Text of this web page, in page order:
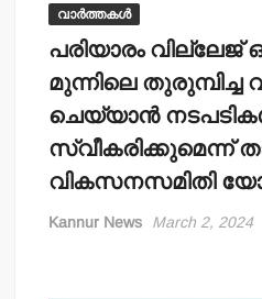
വാർത്തകൾ
പരിയാരം
മുന്നിലെ തുരുമ്പിച്ച
ചെയ്യാന്‍
സ്വീകരിക്കുമെന്ന്
വികസനസമിതി
Kannur News March 2, 2024